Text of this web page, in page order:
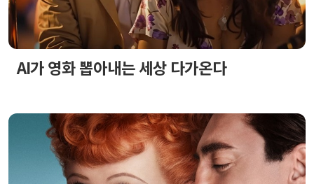
AI가 영화 뽑아내는 세상 다가온다